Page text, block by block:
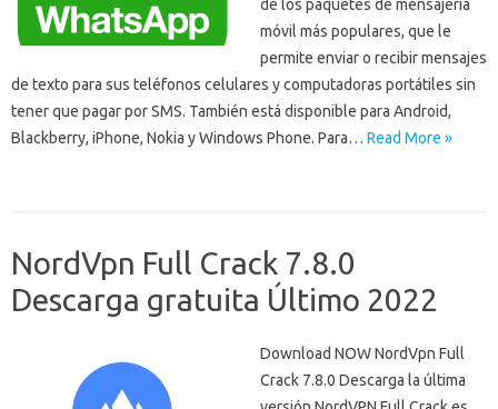
de los paquetes de mensajería
móvil más populares, que le
permite enviar o recibir mensajes
de texto para sus teléfonos celulares y computadoras portátiles sin
tener que pagar por SMS. También está disponible para Android,
Blackberry, iPhone, Nokia y Windows Phone. Para… Read More »
NordVpn Full Crack 7.8.0
Descarga gratuita Último 2022
Download NOW NordVpn Full
Crack 7.8.0 Descarga la última